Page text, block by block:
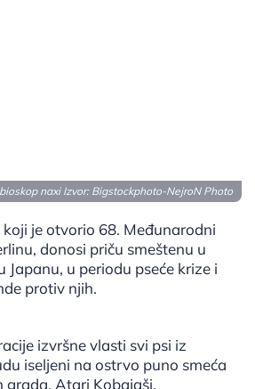
naxi Izvor: Bigstockphoto-NejroN Photo
je otvorio 68. Međunarodni
donosi priču smeštenu u
Japanu, u periodu pseće krize i
protiv njih.
izvršne vlasti svi psi iz
iseljeni na ostrvo puno smeća
grada, Atari Kobajaši,